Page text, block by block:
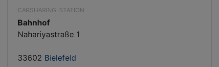
CARSHARING-STATION
Bahnhof
Nahariyastraße 1
33602 Bielefeld